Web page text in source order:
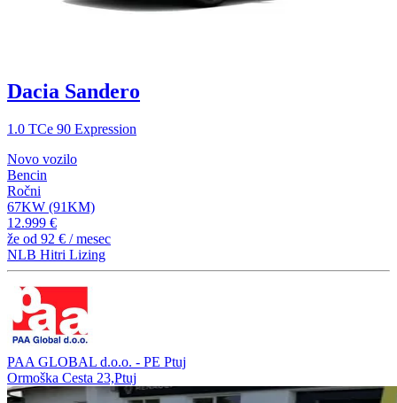
Dacia Sandero
1.0 TCe 90 Expression
Novo vozilo
Bencin
Ročni
67KW (91KM)
12.999 €
že od 92 € / mesec
NLB Hitri Lizing
PAA GLOBAL d.o.o. - PE Ptuj
Ormoška Cesta 23,Ptuj